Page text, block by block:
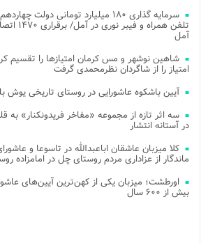
سرمایه گذاری ۱۸۰ میلیارد تومانی
تلفن
آمل
شاهین نوشهر و مس کرمان امتیازها را تقسیم
امتیاز را از شاگردان نظرمحمدی گرفت
آیین باشکوه عاشورایی در روستای تاریخی یوش
سه اثر تازه از مجموعه «مفاخر فریدونکنار» به
در آستانه انتشار
کلا میزبان عاشقان اباعبدالله در تاسوعا و
ماندگار از عزاداری مردم روستای چل در امامزاده
اورطشت؛ میزبان یکی از کهن‌ترین آیین‌های
بیش از ۶۰۰ سال